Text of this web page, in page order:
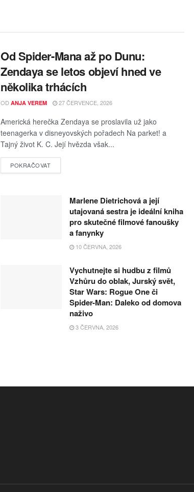
Od Spider-Mana až po Dunu:
Zendaya se letos objeví hned ve
několika trhácích
OD ANJA VEREM 27 ČERVENCE, 2026
Americká herečka Zendaya se proslavila už jako
teenagerka v disneyovských pořadech Na parket! a
Tajný život K. C. Její hvězda však...
POKRAČOVAT
Marlene Dietrichová a její
utajovaná sestra je ideální kniha
pro skutečné filmové fanoušky
a fanynky
10 ČERVNA, 2026
Vychutnejte si hudbu z filmů
Vzhůru do oblak, Jurský svět,
Star Wars: Rogue One či
Spider-Man: Daleko od domova
naživo
3 ČERVNA, 2026